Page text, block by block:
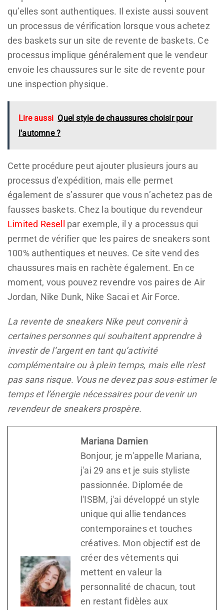
qu’elles sont authentiques. Il existe aussi souvent
un processus de vérification lorsque vous achetez
des baskets sur un site de revente de baskets. Ce
processus implique généralement que le vendeur
envoie les chaussures sur le site de revente pour
une inspection physique.
Lire aussi Quel style de chaussures choisir pour
l'automne ?
Cette procédure peut ajouter plusieurs jours au
processus d’expédition, mais elle permet
également de s’assurer que vous n’achetez pas de
fausses baskets. Chez la boutique du revendeur
Limited Resell
par exemple, il y a processus qui
permet de vérifier que les paires de sneakers sont
100% authentiques et neuves. Ce site vend des
chaussures mais en rachète également. En ce
moment, vous pouvez revendre vos paires de Air
Jordan, Nike Dunk, Nike Sacai et Air Force.
La revente de sneakers Nike peut convenir à
certaines personnes qui souhaitent apprendre à
investir de l’argent en tant qu’activité
complémentaire ou à plein temps, mais elle n’est
pas sans risque. Vous ne devez pas sous-estimer le
temps et l’énergie nécessaires pour devenir un
revendeur de sneakers prospère.
Mariana Damien
Bonjour, je m'appelle Mariana,
j'ai 29 ans et je suis styliste
passionnée. Diplomée de
l'ISBM, j'ai développé un style
unique qui allie tendances
contemporaines et touches
créatives. Mon objectif est de
créer des vêtements qui
mettent en valeur la
personnalité de chacun, tout
en restant fidèles aux